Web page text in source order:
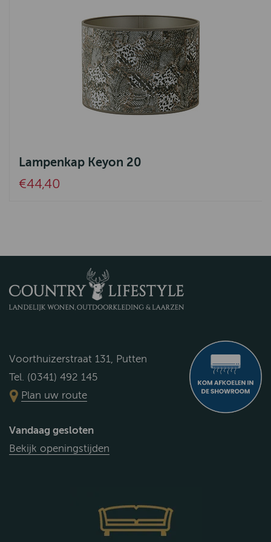
Lampenkap Keyon 20
€44,40
Voorthuizerstraat 131, Putten
Tel. (0341) 492 145
Plan uw route
Vandaag gesloten
Bekijk openingstijden